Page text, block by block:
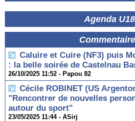
Agenda U18
Caluire et Cuire (NF3) puis
: la belle soirée de Castelnau
26/10/2025 11:52 - Papou 82
Cécile ROBINET (US
"Rencontrer de nouvelles
autour du sport"
23/05/2025 11:44 - ASirj